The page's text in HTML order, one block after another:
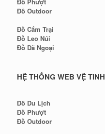
Đồ Outdoor
Đồ Cắm Trại
Đồ Leo Núi
Đồ Dã Ngoại
HỆ THỐNG WEB VỆ TINH
Đồ Du Lịch
Đồ Phượt
Đồ Outdoor